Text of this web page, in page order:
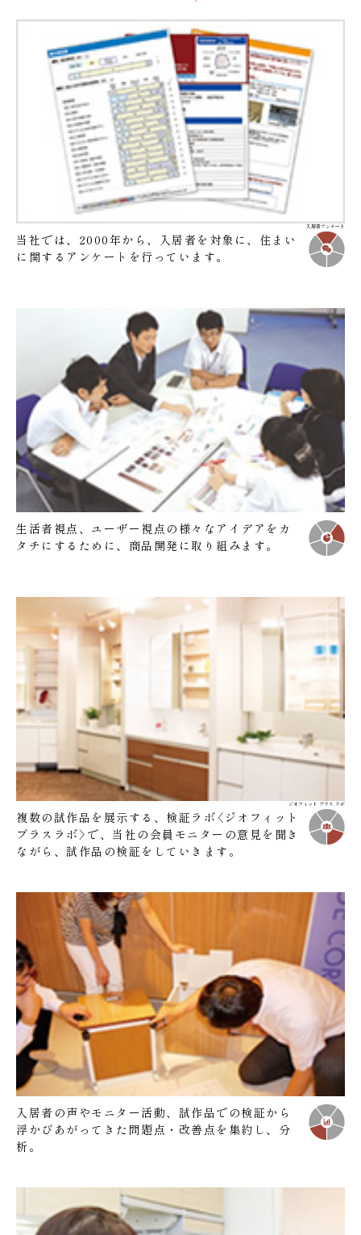
入居者アンケート
当社では、2000年から、入居者を対象に、住まい
に関するアンケートを行っています。
生活者視点、ユーザー視点の様々なアイデアをカ
タチにするために、商品開発に取り組みます。
ジオフィット プラス ラボ
複数の試作品を展示する、検証ラボ〈ジオフィット
プラスラボ〉で、当社の会員モニターの意見を聞き
ながら、試作品の検証をしていきます。
入居者の声やモニター活動、試作品での検証から
浮かびあがってきた問題点・改善点を集約し、分
析。